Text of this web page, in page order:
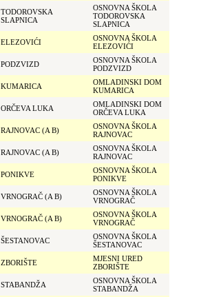
TODOROVSKA
SLAPNICA
OSNOVNA ŠKOLA
TODOROVSKA
SLAPNICA
ELEZOVIĆI
OSNOVNA ŠKOLA
ELEZOVIĆI
PODZVIZD
OSNOVNA ŠKOLA
PODZVIZD
KUMARICA
OMLADINSKI DOM
KUMARICA
ORČEVA LUKA
OMLADINSKI DOM
ORČEVA LUKA
RAJNOVAC (A B)
OSNOVNA ŠKOLA
RAJNOVAC
RAJNOVAC (A B)
OSNOVNA ŠKOLA
RAJNOVAC
PONIKVE
OSNOVNA ŠKOLA
PONIKVE
VRNOGRAČ (A B)
OSNOVNA ŠKOLA
VRNOGRAČ
VRNOGRAČ (A B)
OSNOVNA ŠKOLA
VRNOGRAČ
ŠESTANOVAC
OSNOVNA ŠKOLA
ŠESTANOVAC
ZBORIŠTE
MJESNI URED
ZBORIŠTE
STABANDŽA
OSNOVNA ŠKOLA
STABANDŽA